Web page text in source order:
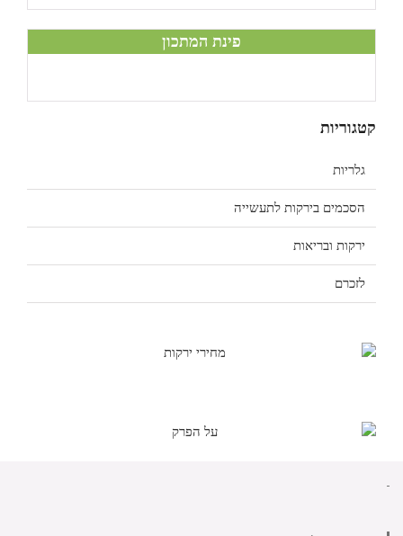
פינת המתכון
קטגוריות
גלריות
הסכמים בירקות לתעשייה
ירקות ובריאות
לזכרם